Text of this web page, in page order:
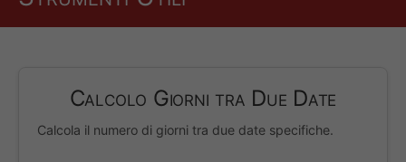
Calcolo Giorni tra Due Date
Calcola il numero di giorni tra due date specifiche.